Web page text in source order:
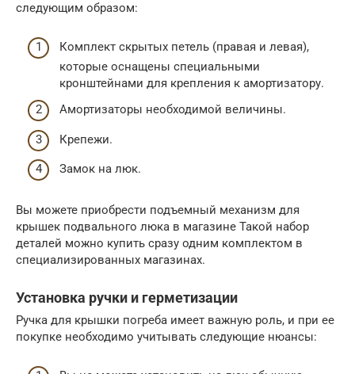
следующим образом:
Комплект скрытых петель (правая и левая),
которые оснащены специальными
кронштейнами для крепления к амортизатору.
Амортизаторы необходимой величины.
Крепежи.
Замок на люк.
Вы можете приобрести подъемный механизм для
крышек подвального люка в магазине Такой набор
деталей можно купить сразу одним комплектом в
специализированных магазинах.
Установка ручки и герметизации
Ручка для крышки погреба имеет важную роль, и при ее
покупке необходимо учитывать следующие нюансы: